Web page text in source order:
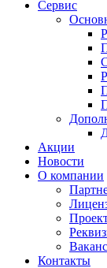
Сервис
Акции
Новости
О компании
Контакты